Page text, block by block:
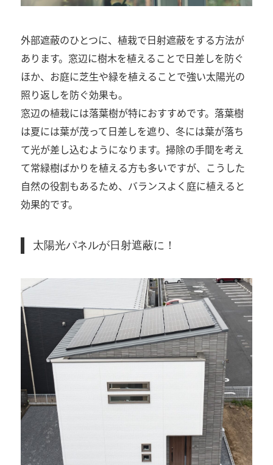
外部遮蔽のひとつに、植栽で日射遮蔽をする方法が
あります。窓辺に樹木を植えることで日差しを防ぐ
ほか、お庭に芝生や緑を植えることで強い太陽光の
照り返しを防ぐ効果も。
窓辺の植栽には落葉樹が特におすすめです。落葉樹
は夏には葉が茂って日差しを遮り、冬には葉が落ち
て光が差し込むようになります。掃除の手間を考え
て常緑樹ばかりを植える方も多いですが、こうした
自然の役割もあるため、バランスよく庭に植えると
効果的です。
太陽光パネルが日射遮蔽に！